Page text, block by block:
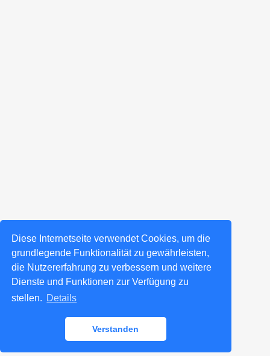
Diese Internetseite verwendet Cookies, um die
grundlegende Funktionalität zu gewährleisten,
die Nutzererfahrung zu verbessern und weitere
Dienste und Funktionen zur Verfügung zu
stellen. Details
Verstanden